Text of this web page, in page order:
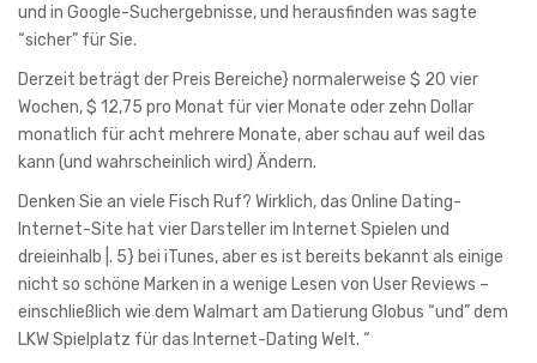
und in Google-Suchergebnisse, und herausfinden was sagte
“sicher” für Sie.
Derzeit beträgt der Preis Bereiche} normalerweise $ 20 vier
Wochen, $ 12,75 pro Monat für vier Monate oder zehn Dollar
monatlich für acht mehrere Monate, aber schau auf weil das
kann (und wahrscheinlich wird) Ändern.
Denken Sie an viele Fisch Ruf? Wirklich, das Online Dating-
Internet-Site hat vier Darsteller im Internet Spielen und
dreieinhalb |. 5} bei iTunes, aber es ist bereits bekannt als einige
nicht so schöne Marken in a wenige Lesen von User Reviews –
einschließlich wie dem Walmart am Datierung Globus “und” dem
LKW Spielplatz für das Internet-Dating Welt. “